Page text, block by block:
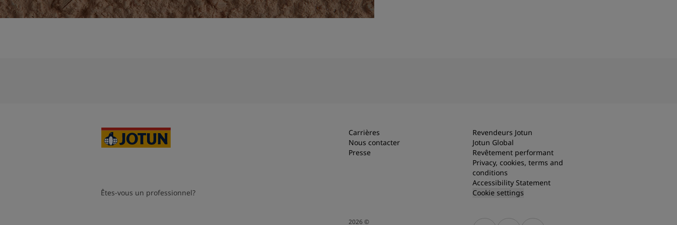
Êtes-vous un professionnel?
Carrières
Nous contacter
Presse
Revendeurs Jotun
Jotun Global
Revêtement performant
Privacy, cookies, terms and
conditions
Accessibility Statement
Cookie settings
2026©